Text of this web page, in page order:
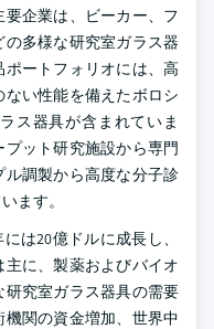
企業は、ビーカー、フ
多様な研究室ガラス器
ートフォリオには、高
い性能を備えたボロシ
ス器具が含まれていま
ット研究施設から専門
調製から高度な分子診
ます。
は20億ドルに成長し、
主に、製薬およびバイオ
究室ガラス器具の需要
関の資金増加、世界中